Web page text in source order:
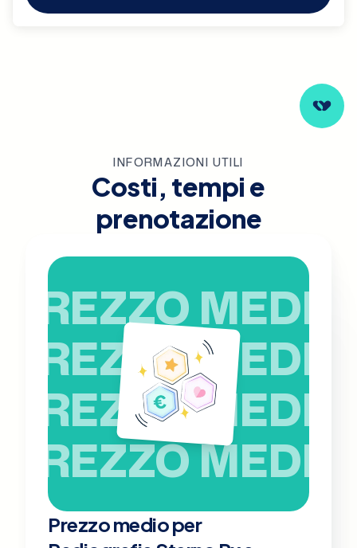
INFORMAZIONI UTILI
Costi, tempi e
prenotazione
PREZZO MEDIO
PREZZO MEDIO
PREZZO MEDIO
PREZZO MEDIO
Prezzo medio per